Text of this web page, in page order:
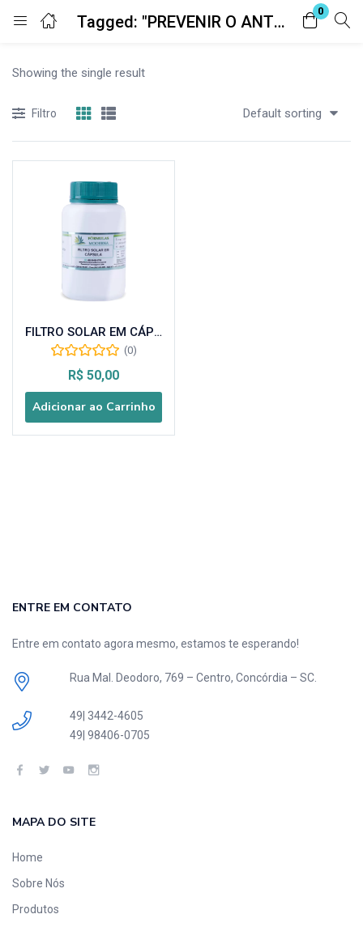
Tagged: "PREVENIR O ANTI-ENVELHECIMENTO"
0
Entrar Registro
Showing the single result
Filtro Default sorting
FILTRO SOLAR EM CÁPSULA 30 CÁPSULAS
(0)
R$ 50,00
Adicionar ao Carrinho
ENTRE EM CONTATO
Entre em contato agora mesmo, estamos te esperando!
Rua Mal. Deodoro, 769 – Centro, Concórdia – SC.
49| 3442-4605
49| 98406-0705
MAPA DO SITE
Home
Sobre Nós
Produtos